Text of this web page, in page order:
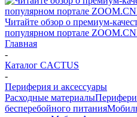
Читайте обзор о премиум-
популярном портале
Главная
-
Каталог CACTUS
-
Периферия и аксессуары
Расходные материалы
бесперебойного питания